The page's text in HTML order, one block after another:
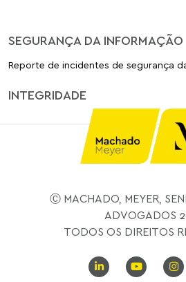
SEGURANÇA DA INFORMAÇÃO
Reporte de incidentes de segurança
INTEGRIDADE
Ⓒ MACHADO, MEYER,
ADVOGADOS
TODOS OS DIREITOS